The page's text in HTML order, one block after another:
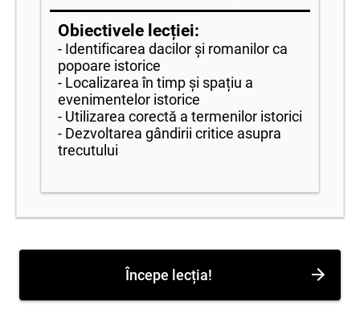
Obiectivele lecției:
- Identificarea dacilor și romanilor ca
popoare istorice
- Localizarea în timp și spațiu a
evenimentelor istorice
- Utilizarea corectă a termenilor istorici
- Dezvoltarea gândirii critice asupra
trecutului
Începe lecția!